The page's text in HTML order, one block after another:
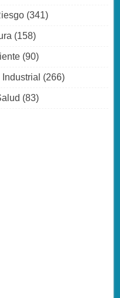
(341)
(158)
(90)
(266)
(83)